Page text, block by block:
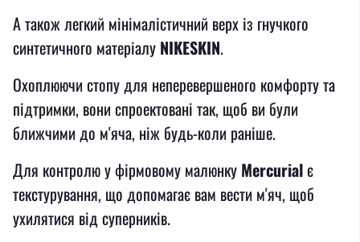
А також легкий мінімалістичний верх із гнучкого
синтетичного матеріалу NIKESKIN.
Охоплюючи стопу для неперевершеного комфорту та
підтримки, вони спроектовані так, щоб ви були
ближчими до м'яча, ніж будь-коли раніше.
Для контролю у фірмовому малюнку Mercurialє
текстурування, що допомагає вам вести м'яч, щоб
ухилятися від суперників.